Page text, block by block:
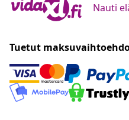
Nauti
Tuetut